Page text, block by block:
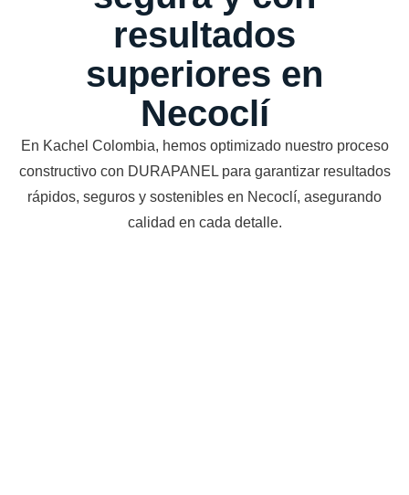
resultados
superiores en
Necoclí
En Kachel Colombia, hemos optimizado nuestro proceso
constructivo con DURAPANEL para garantizar resultados
rápidos, seguros y sostenibles en Necoclí, asegurando
calidad en cada detalle.